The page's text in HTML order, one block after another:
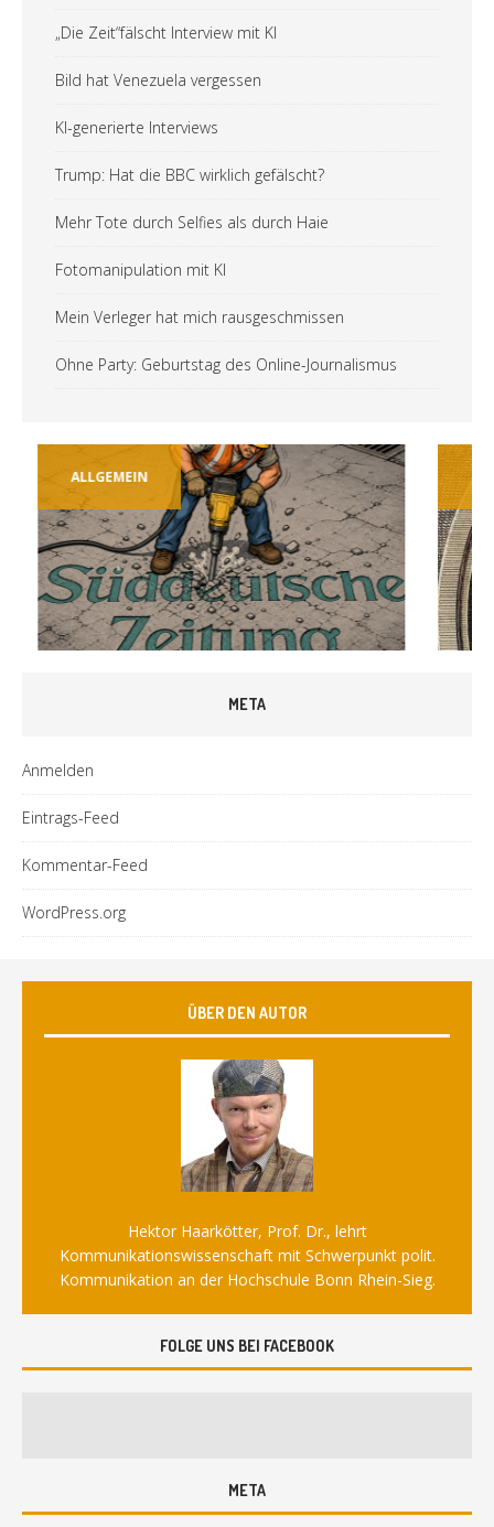
„Die Zeit“fälscht Interview mit KI
Bild hat Venezuela vergessen
KI-generierte Interviews
Trump: Hat die BBC wirklich gefälscht?
Mehr Tote durch Selfies als durch Haie
Fotomanipulation mit KI
Mein Verleger hat mich rausgeschmissen
Ohne Party: Geburtstag des Online-Journalismus
ALLGEMEIN
META
Anmelden
Eintrags-Feed
Kommentar-Feed
WordPress.org
ÜBER DEN AUTOR
Hektor Haarkötter, Prof. Dr., lehrt
Kommunikationswissenschaft mit Schwerpunkt polit.
Kommunikation an der Hochschule Bonn Rhein-Sieg.
FOLGE UNS BEI FACEBOOK
META